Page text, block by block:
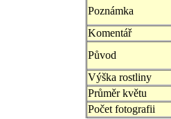
Poznámka
Komentář
Původ
Výška rostliny
Průměr květu
Počet fotografii